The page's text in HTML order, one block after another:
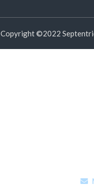
Copyright ©2022